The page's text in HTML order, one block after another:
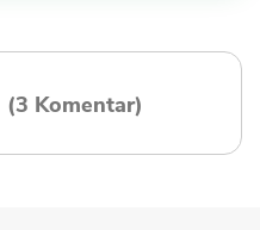
(3 Komentar)